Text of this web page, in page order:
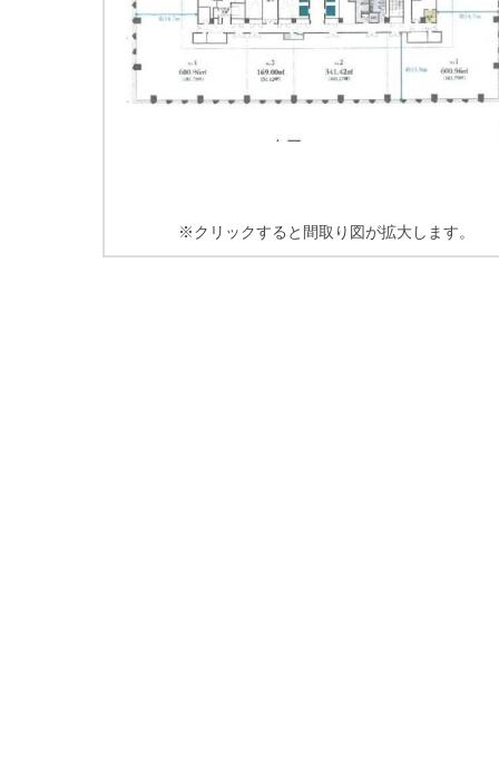
※クリックすると間取り図が拡大します。